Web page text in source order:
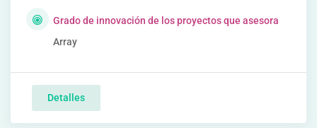
Grado de innovación de los proyectos que asesora
Array
Detalles